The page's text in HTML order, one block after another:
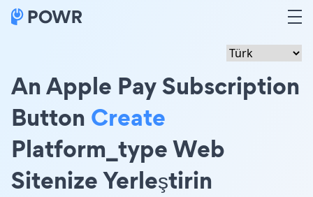
An Apple Pay Subscription
Button Create
Platform_type Web
Sitenize Yerleştirin